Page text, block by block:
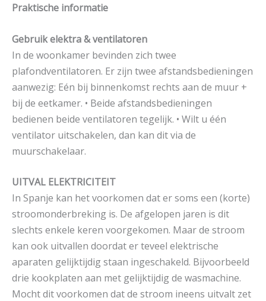
Praktische informatie
Gebruik elektra & ventilatoren
In de woonkamer bevinden zich twee
plafondventilatoren. Er zijn twee afstandsbedieningen
aanwezig: Eén bij binnenkomst rechts aan de muur +
bij de eetkamer. • Beide afstandsbedieningen
bedienen beide ventilatoren tegelijk. • Wilt u één
ventilator uitschakelen, dan kan dit via de
muurschakelaar.
UITVAL ELEKTRICITEIT
In Spanje kan het voorkomen dat er soms een (korte)
stroomonderbreking is. De afgelopen jaren is dit
slechts enkele keren voorgekomen. Maar de stroom
kan ook uitvallen doordat er teveel elektrische
aparaten gelijktijdig staan ingeschakeld. Bijvoorbeeld
drie kookplaten aan met gelijktijdig de wasmachine.
Mocht dit voorkomen dat de stroom ineens uitvalt zet